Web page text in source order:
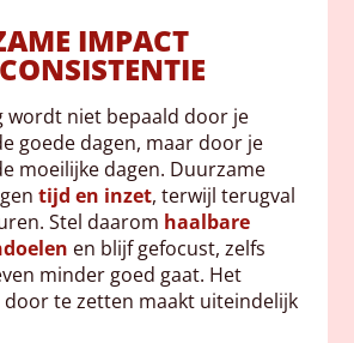
IMPACT
wordt niet bepaald door je
goede dagen, maar door je
moeilijke dagen. Duurzame
tijd en inzet, terwijl terugval
Stel daarom haalbare
en blijf gefocust, zelfs
minder goed gaat. Het
te zetten maakt uiteindelijk